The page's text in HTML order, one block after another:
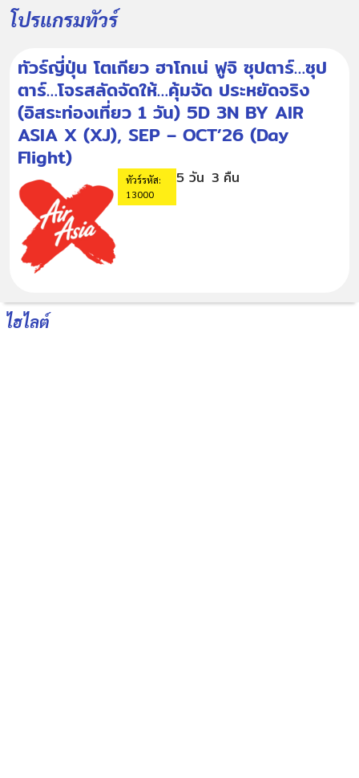
โปรแกรมทัวร์
ทัวร์ญี่ปุ่น โตเกียว ฮาโกเน่ ฟูจิ ซุปตาร์…ซุป
ตาร์…โจรสลัดจัดให้…คุ้มจัด ประหยัดจริง
(อิสระท่องเที่ยว 1 วัน) 5D 3N BY AIR
ASIA X (XJ), SEP – OCT’26 (Day
Flight)
ทัวร์รหัส:
13000
5 วัน 3 คืน
ไฮไลต์